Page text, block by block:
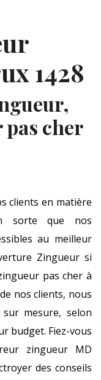
1428
cher
clients en matière
sorte que nos
au meilleur
Zingueur si
pas cher à
nos clients, nous
mesure, selon
budget. Fiez-vous
zingueur MD
des conseils